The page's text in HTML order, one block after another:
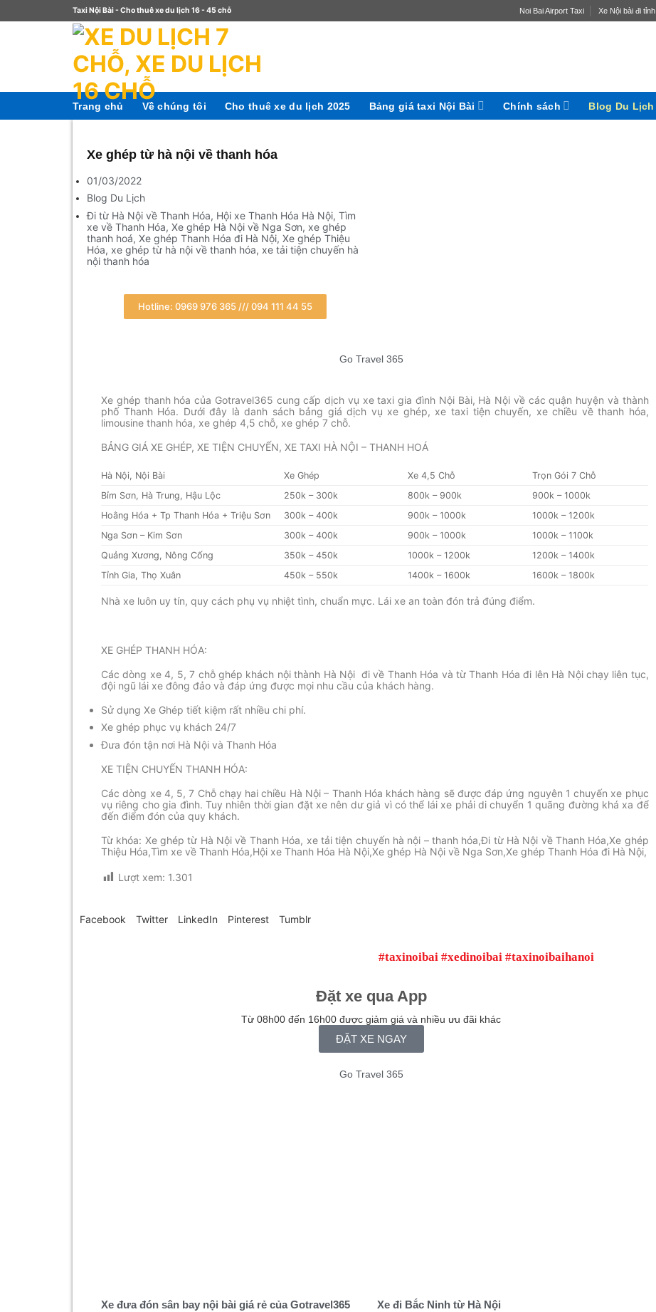
Taxi Nội Bài - Cho thuê xe du lịch 16 - 45 chỗ Noi Bai Airport Taxi Xe Nội bài đi tỉnh
Trang chủ Về chúng tôi Cho thuê xe du lịch 2025 Bảng giá taxi Nội Bài Chính sách Blog Du Lịch
Xe ghép từ hà nội về thanh hóa
01/03/2022
Blog Du Lịch
Đi từ Hà Nội về Thanh Hóa, Hội xe Thanh Hóa Hà Nội, Tìm
xe về Thanh Hóa, Xe ghép Hà Nội về Nga Sơn, xe ghép
thanh hoá, Xe ghép Thanh Hóa đi Hà Nội, Xe ghép Thiệu
Hóa, xe ghép từ hà nội về thanh hóa, xe tải tiện chuyến hà
nội thanh hóa
Hotline: 0969 976 365 /// 094 111 44 55
Go Travel 365
Xe ghép thanh hóa của Gotravel365 cung cấp dịch vụ xe taxi gia đình Nội Bài, Hà Nội về các quận huyện và thành
phố Thanh Hóa. Dưới đây là danh sách bảng giá dịch vụ xe ghép, xe taxi tiện chuyến, xe chiều về thanh hóa,
limousine thanh hóa, xe ghép 4,5 chỗ, xe ghép 7 chỗ.
BẢNG GIÁ XE GHÉP, XE TIỆN CHUYẾN, XE TAXI HÀ NỘI – THANH HOÁ
Hà Nội, Nội Bài Xe Ghép Xe 4,5 Chỗ
Trọn Gói 7 Chỗ
Bỉm Sơn, Hà Trung, Hậu Lộc
250k – 300k 800k – 900k
900k – 1000k
Hoằng Hóa + Tp Thanh Hóa + Triệu Sơn
300k – 400k 900k – 1000k
1000k – 1200k
Nga Sơn – Kim Sơn
300k – 400k 900k – 1000k
1000k – 1100k
Quảng Xương, Nông Cống
350k – 450k 1000k – 1200k
1200k – 1400k
Tỉnh Gia, Thọ Xuân
450k – 550k 1400k – 1600k 1600k – 1800k
Nhà xe luôn uy tín, quy cách phụ vụ nhiệt tình, chuẩn mực. Lái xe an toàn đón trả đúng điểm.
XE GHÉP THANH HÓA:
Các dòng xe 4, 5, 7 chỗ ghép khách nội thành Hà Nội đi về Thanh Hóa và từ Thanh Hóa đi lên Hà Nội chạy liên tục,
đội ngũ lái xe đông đảo và đáp ứng được mọi nhu cầu của khách hàng.
Sử dụng Xe Ghép tiết kiệm rất nhiều chi phí.
Xe ghép phục vụ khách 24/7
Đưa đón tận nơi Hà Nội và Thanh Hóa
XE TIỆN CHUYẾN THANH HÓA:
Các dòng xe 4, 5, 7 Chỗ chạy hai chiều Hà Nội – Thanh Hóa khách hàng sẽ được đáp ứng nguyên 1 chuyến xe phục
vụ riêng cho gia đình. Tuy nhiên thời gian đặt xe nên dư giả vì có thể lái xe phải di chuyển 1 quãng đường khá xa để
đến điểm đón của quy khách.
Từ khóa: Xe ghép từ Hà Nội về Thanh Hóa, xe tải tiện chuyến hà nội – thanh hóa,Đi từ Hà Nội về Thanh Hóa,Xe ghép
Thiệu Hóa,Tìm xe về Thanh Hóa,Hội xe Thanh Hóa Hà Nội,Xe ghép Hà Nội về Nga Sơn,Xe ghép Thanh Hóa đi Hà Nội,
Lượt xem: 1.301
Facebook Twitter LinkedIn Pinterest Tumblr
#taxinoibai #xedinoibai #taxinoibaihanoi
Đặt xe qua App
Từ 08h00 đến 16h00 được giảm giá và nhiều ưu đãi khác
ĐẶT XE NGAY
Go Travel 365
Xe đưa đón sân bay nội bài giá rẻ của Gotravel365 Xe đi Bắc Ninh từ Hà Nội